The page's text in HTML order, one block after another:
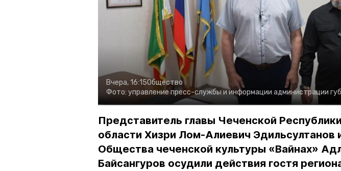
Вчера, 16:15Общество
Фото: управление пресс-службы и информации администрации
Представитель главы Чеченской
области Хизри Лом-Алиевич Эдильсултанов
Общества чеченской культуры «Вайнах»
Байсангуров осудили действия гостя